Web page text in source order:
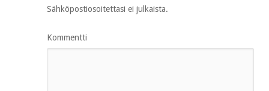
Sähköpostiosoitettasi ei julkaista.
Kommentti